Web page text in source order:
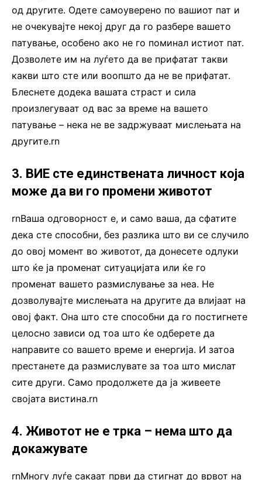
од другите. Одете самоуверено по вашиот пат и
не очекувајте некој друг да го разбере вашето
патување, особено ако не го поминал истиот пат.
Дозволете им на луѓето да ве прифатат такви
какви што сте или воопшто да не ве прифатат.
Блеснете додека вашата страст и сила
произлегуваат од вас за време на вашето
патување – нека не ве задржуваат мислењата на
другите.rn
3. ВИЕ сте единствената личност која
може да ви го промени животот
rnВаша одговорност е, и само ваша, да сфатите
дека сте способни, без разлика што ви се случило
до овој момент во животот, да донесете одлуки
што ќе ја променат ситуацијата или ќе го
променат вашето размислување за неа. Не
дозволувајте мислењата на другите да влијаат на
овој факт. Она што сте способни да го постигнете
целосно зависи од тоа што ќе одберете да
направите со вашето време и енергија. И затоа
престанете да размислувате за тоа што мислат
сите други. Само продолжете да ја живеете
својата вистина.rn
4. Животот не е трка – нема што да
докажувате
rnМногу луѓе сакаат први да стигнат до врвот на